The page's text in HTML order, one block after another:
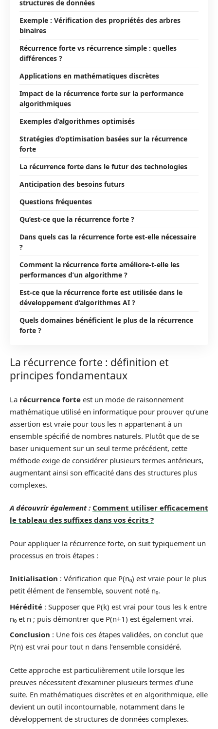
structures de données
Exemple : Vérification des propriétés des arbres
binaires
Récurrence forte vs récurrence simple : quelles
différences ?
Applications en mathématiques discrètes
Impact de la récurrence forte sur la performance
algorithmiques
Exemples d’algorithmes optimisés
Stratégies d’optimisation basées sur la récurrence
forte
La récurrence forte dans le futur des technologies
Anticipation des besoins futurs
Questions fréquentes
Qu’est-ce que la récurrence forte ?
Dans quels cas la récurrence forte est-elle nécessaire
?
Comment la récurrence forte améliore-t-elle les
performances d’un algorithme ?
Est-ce que la récurrence forte est utilisée dans le
développement d’algorithmes AI ?
Quels domaines bénéficient le plus de la récurrence
forte ?
La récurrence forte : définition et
principes fondamentaux
La récurrence forte est un mode de raisonnement
mathématique utilisé en informatique pour prouver qu’une
assertion est vraie pour tous les n appartenant à un
ensemble spécifié de nombres naturels. Plutôt que de se
baser uniquement sur un seul terme précédent, cette
méthode exige de considérer plusieurs termes antérieurs,
augmentant ainsi son efficacité dans des structures plus
complexes.
A découvrir également : Comment utiliser efficacement
le tableau des suffixes dans vos écrits ?
Pour appliquer la récurrence forte, on suit typiquement un
processus en trois étapes :
Initialisation : Vérification que P(n₀) est vraie pour le plus
petit élément de l’ensemble, souvent noté n₀.
Hérédité : Supposer que P(k) est vrai pour tous les k entre
n₀ et n ; puis démontrer que P(n+1) est également vrai.
Conclusion : Une fois ces étapes validées, on conclut que
P(n) est vrai pour tout n dans l’ensemble considéré.
Cette approche est particulièrement utile lorsque les
preuves nécessitent d’examiner plusieurs termes d’une
suite. En mathématiques discrètes et en algorithmique, elle
devient un outil incontournable, notamment dans le
développement de structures de données complexes.